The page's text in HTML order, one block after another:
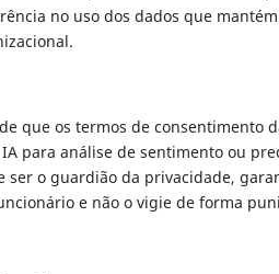
no uso dos dados que
que os termos de consentimento
para análise de sentimento ou
ser o guardião da privacidade,
e não o vigie de forma